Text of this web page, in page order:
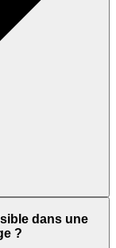
dans une
?